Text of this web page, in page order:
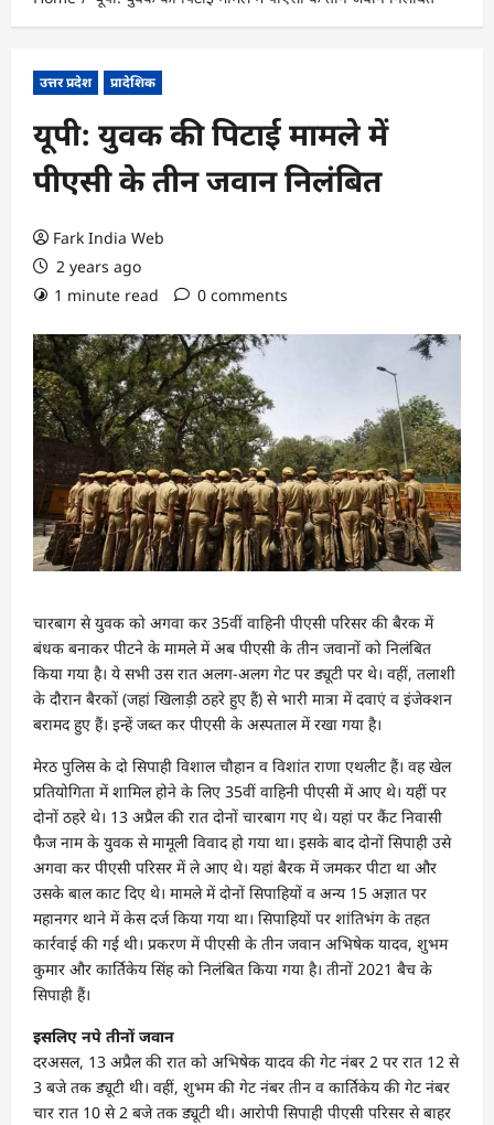
उत्तर प्रदेश प्रादेशिक
यूपी: युवक की पिटाई मामले में
पीएसी के तीन जवान निलंबित
Fark India Web
2 years ago
1 minute read
0 comments
चारबाग से युवक को अगवा कर 35वीं वाहिनी पीएसी परिसर की बैरक में
बंधक बनाकर पीटने के मामले में अब पीएसी के तीन जवानों को निलंबित
किया गया है। ये सभी उस रात अलग-अलग गेट पर ड्यूटी पर थे। वहीं, तलाशी
के दौरान बैरकों (जहां खिलाड़ी ठहरे हुए हैं) से भारी मात्रा में दवाएं व इंजेक्शन
बरामद हुए हैं। इन्हें जब्त कर पीएसी के अस्पताल में रखा गया है।
मेरठ पुलिस के दो सिपाही विशाल चौहान व विशांत राणा एथलीट हैं। वह खेल
प्रतियोगिता में शामिल होने के लिए 35वीं वाहिनी पीएसी में आए थे। यहीं पर
दोनों ठहरे थे। 13 अप्रैल की रात दोनों चारबाग गए थे। यहां पर कैंट निवासी
फैज नाम के युवक से मामूली विवाद हो गया था। इसके बाद दोनों सिपाही उसे
अगवा कर पीएसी परिसर में ले आए थे। यहां बैरक में जमकर पीटा था और
उसके बाल काट दिए थे। मामले में दोनों सिपाहियों व अन्य 15 अज्ञात पर
महानगर थाने में केस दर्ज किया गया था। सिपाहियों पर शांतिभंग के तहत
कार्रवाई की गई थी। प्रकरण में पीएसी के तीन जवान अभिषेक यादव, शुभम
कुमार और कार्तिकेय सिंह को निलंबित किया गया है। तीनों 2021 बैच के
सिपाही हैं।
इसलिए नपे तीनों जवान
दरअसल, 13 अप्रैल की रात को अभिषेक यादव की गेट नंबर 2 पर रात 12 से
3 बजे तक ड्यूटी थी। वहीं, शुभम की गेट नंबर तीन व कार्तिकेय की गेट नंबर
चार रात 10 से 2 बजे तक ड्यूटी थी। आरोपी सिपाही पीएसी परिसर से बाहर